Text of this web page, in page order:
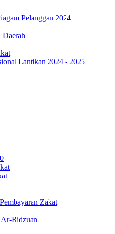
Pelanggan 2024
Daerah
Lantikan 2024 - 2025
Zakat
Ar-Ridzuan